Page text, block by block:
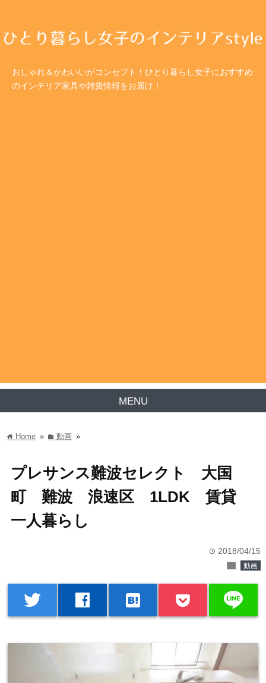
おしゃれ＆かわいいがコンセプト！ひとり暮らし女子におすすめ
のインテリア家具や雑貨情報をお届け！
MENU
home Home » folder動画 »
プレサンス難波セレクト 大国
町 難波 浪速区 1LDK 賃貸
一人暮らし
time 2018/04/15
folder 動画
twitter facebook hatenabookmark line